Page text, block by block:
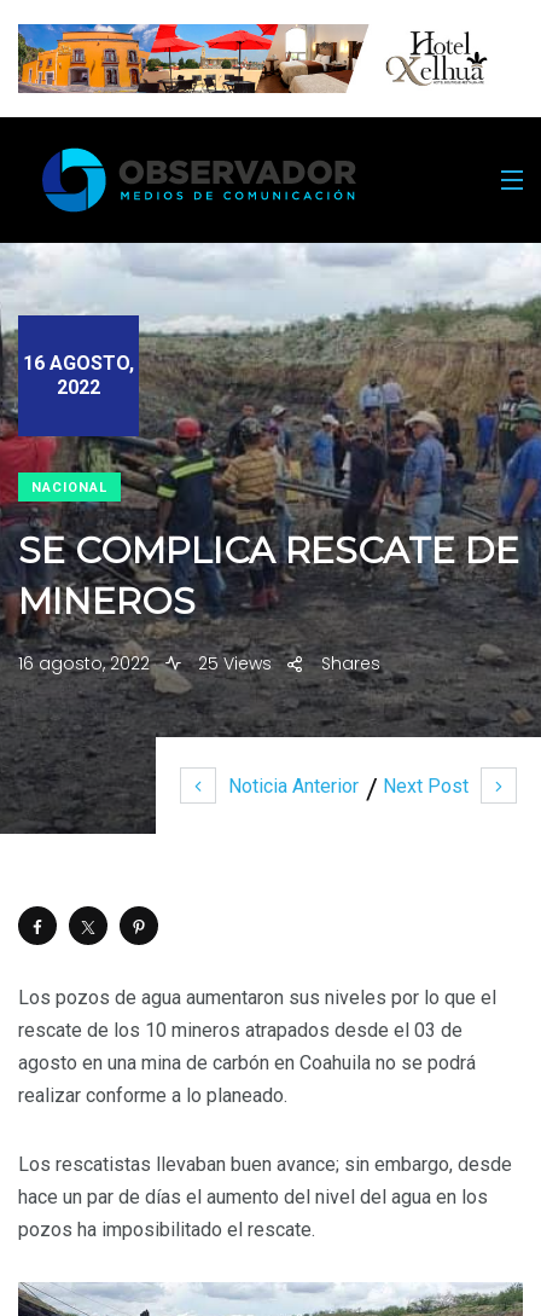
Noticia Anterior Next Post
16 AGOSTO,
2022
NACIONAL
SE COMPLICA RESCATE DE
MINEROS
16 agosto, 2022 25 Views Shares
Los pozos de agua aumentaron sus niveles por lo que el
rescate de los 10 mineros atrapados desde el 03 de
agosto en una mina de carbón en Coahuila no se podrá
realizar conforme a lo planeado.
Los rescatistas llevaban buen avance; sin embargo, desde
hace un par de días el aumento del nivel del agua en los
pozos ha imposibilitado el rescate.